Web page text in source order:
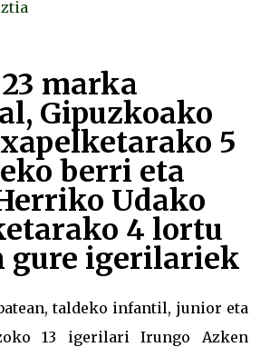
marka
Gipuzkoako
5
berri eta
Udako
4 lortu
gure igerilariek
taldeko infantil, junior eta
13 igerilari Irungo Azken